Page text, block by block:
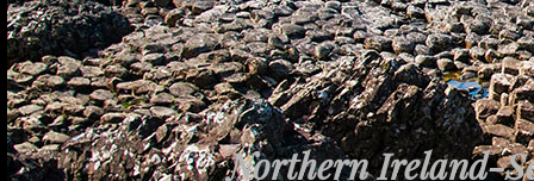
Northern Ireland-